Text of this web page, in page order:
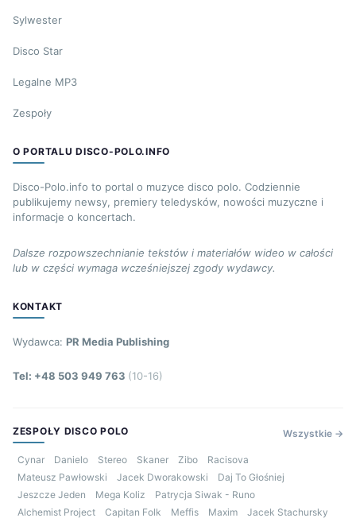
Sylwester
Disco Star
Legalne MP3
Zespoły
O PORTALU DISCO-POLO.INFO
Disco-Polo.info to portal o muzyce disco polo. Codziennie
publikujemy newsy, premiery teledysków, nowości muzyczne i
informacje o koncertach.
Dalsze rozpowszechnianie tekstów i materiałów wideo w całości
lub w części wymaga wcześniejszej zgody wydawcy.
KONTAKT
Wydawca: PR Media Publishing
Tel: +48 503 949 763 (10-16)
ZESPOŁY DISCO POLO Wszystkie →
Cynar Danielo Stereo Skaner Zibo
Racisova
Mateusz Pawłowski
Jacek Dworakowski
Daj To Głośniej
Jeszcze Jeden
Mega Koliz
Patrycja Siwak - Runo
Alchemist Project
Capitan Folk Meffis Maxim Jacek Stachursky